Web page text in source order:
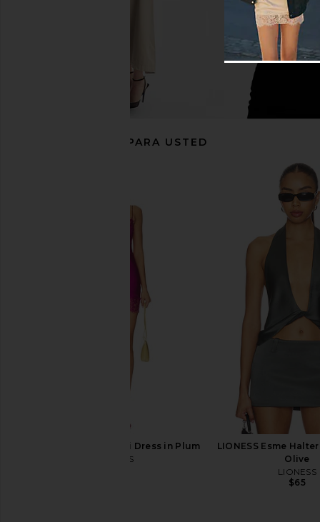
Bardot Oskar Bodysuit in Black
Good American Matte
Good
RECOMENDADO PARA USTED
LIONESS Angelic Mini Dress in Plum
LIONESS
LIONESS Esme
Olive
LIONESS
$65